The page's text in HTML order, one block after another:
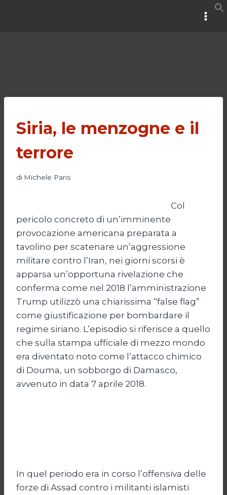
Siria, le menzogne e il
terrore
di Michele Paris
Col
pericolo concreto di un’imminente
provocazione americana preparata a
tavolino per scatenare un’aggressione
militare contro l’Iran, nei giorni scorsi è
apparsa un’opportuna rivelazione che
conferma come nel 2018 l’amministrazione
Trump utilizzò una chiarissima “false flag”
come giustificazione per bombardare il
regime siriano. L’episodio si riferisce a quello
che sulla stampa ufficiale di mezzo mondo
era diventato noto come l’attacco chimico
di Douma, un sobborgo di Damasco,
avvenuto in data 7 aprile 2018.
In quel periodo era in corso l’offensiva delle
forze di Assad contro i militanti islamisti